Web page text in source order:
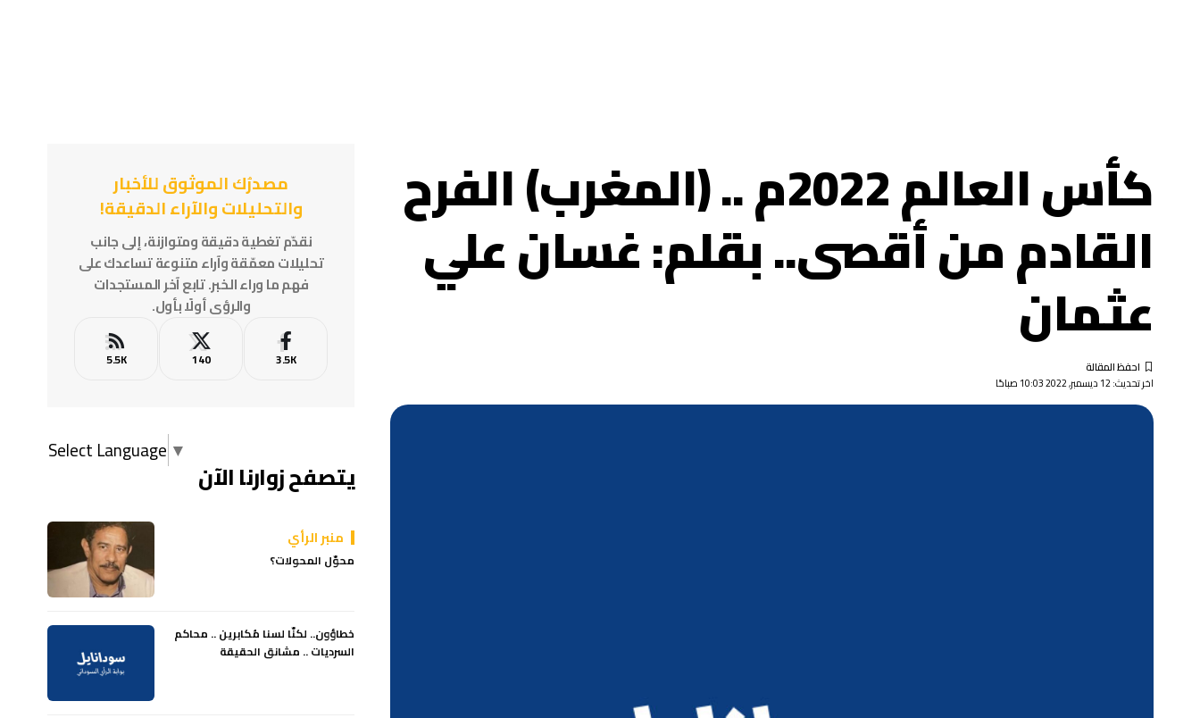
كأس العالم 2022م .. (المغرب) الفرح
القادم من أقصى.. بقلم: غسان علي
عثمان
اخر تحديث: 12 ديسمبر, 2022 10:03 صباحًا
مصدرُك الموثوق للأخبار
والتحليلات والآراء الدقيقة!
نقدّم تغطية دقيقة ومتوازنة، إلى جانب
تحليلات معمّقة وآراء متنوعة تساعدك على
فهم ما وراء الخبر. تابع آخر المستجدات
والرؤى أولًا بأول.
3.5K
140
5.5K
Select Language ▼
يتصفح زوارنا الآن
منبر الرأي
محوّل المحولات؟
خطاؤون.. لكنّا لسنا مُكابرين .. محاكم
السرديات .. مشانق الحقيقة